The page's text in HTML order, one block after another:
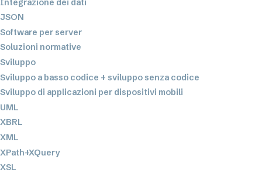
JSON
Software per server
Soluzioni normative
Sviluppo
Sviluppo a basso codice + sviluppo senza codice
Sviluppo di applicazioni per dispositivi mobili
UML
XBRL
XML
XPath+XQuery
XSL